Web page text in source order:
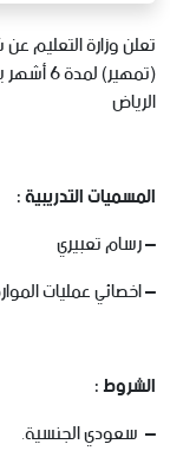
تعلن وزارة التعليم
الرياض
المسميات التدريبية :
– رسام تعبيري
– اخصائي عمليات
الشروط :
– سعودي الجنسية.